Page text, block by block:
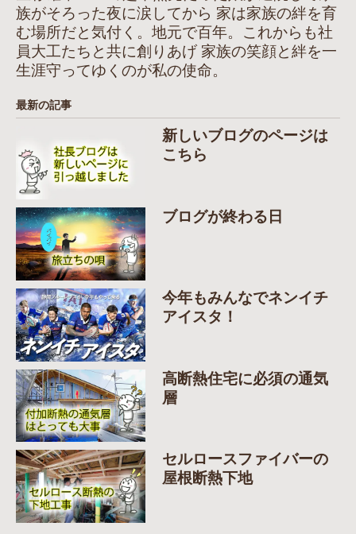
族がそろった夜に涙してから 家は家族の絆を育
む場所だと気付く。地元で百年。これからも社
員大工たちと共に創りあげ 家族の笑顔と絆を一
生涯守ってゆくのが私の使命。
最新の記事
新しいブログのページは
こちら
ブログが終わる日
今年もみんなでネンイチ
アイスタ！
高断熱住宅に必須の通気
層
セルロースファイバーの
屋根断熱下地